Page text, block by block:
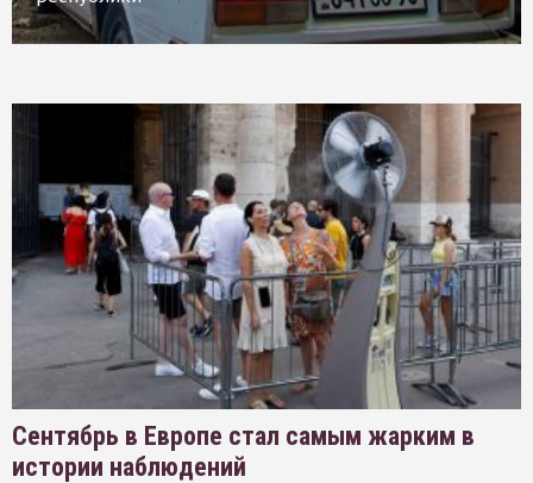
Сентябрь в Европе стал самым жарким в
истории наблюдений